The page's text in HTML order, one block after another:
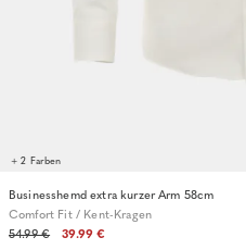
+ 2 Farben
Businesshemd extra kurzer Arm 58cm
Comfort Fit / Kent-Kragen
54.99 €
39.99 €